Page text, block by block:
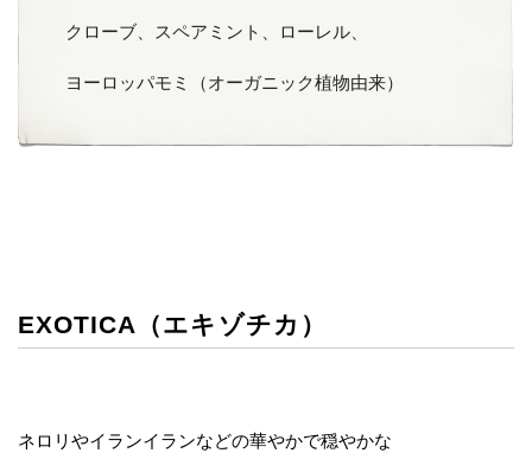
クローブ、スペアミント、ローレル、
ヨーロッパモミ（オーガニック植物由来）
EXOTICA（エキゾチカ）
ネロリやイランイランなどの華やかで穏やかな